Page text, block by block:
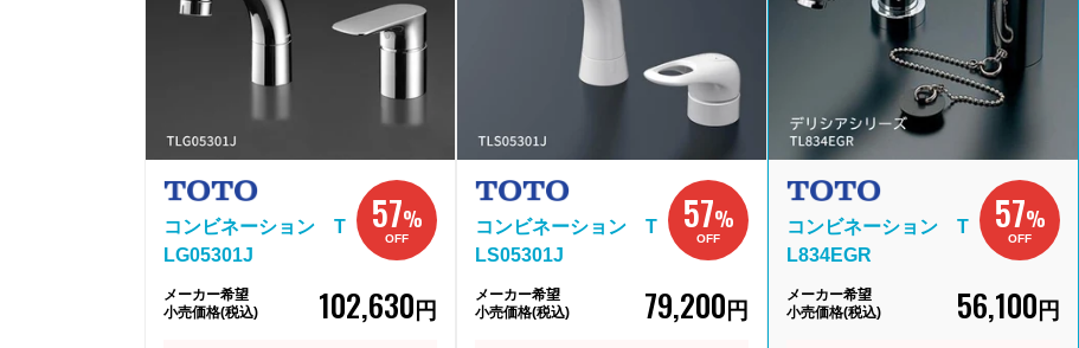
57%
OFF
コンビネーション T
LG05301J
メーカー希望
小売価格(税込)
102,630 円
57%
OFF
コンビネーション T
LS05301J
メーカー希望
小売価格(税込)
79,200 円
57%
OFF
コンビネーション T
L834EGR
メーカー希望
小売価格(税込)
56,100 円